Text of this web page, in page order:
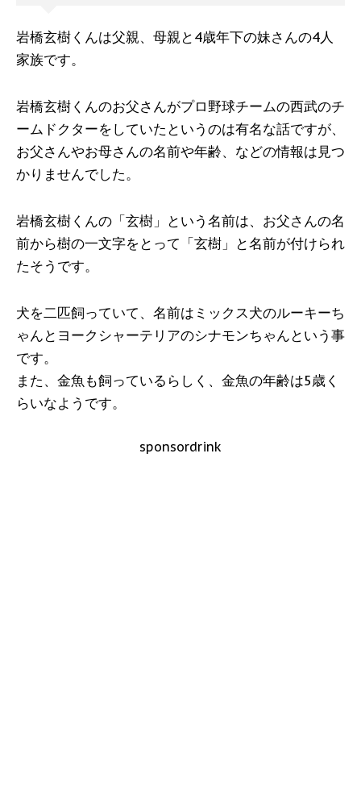
岩橋玄樹くんは父親、母親と4歳年下の妹さんの4人
家族です。
岩橋玄樹くんのお父さんがプロ野球チームの西武のチ
ームドクターをしていたというのは有名な話ですが、
お父さんやお母さんの名前や年齢、などの情報は見つ
かりませんでした。
岩橋玄樹くんの「玄樹」という名前は、お父さんの名
前から樹の一文字をとって「玄樹」と名前が付けられ
たそうです。
犬を二匹飼っていて、名前はミックス犬のルーキーち
ゃんとヨークシャーテリアのシナモンちゃんという事
です。
また、金魚も飼っているらしく、金魚の年齢は5歳く
らいなようです。
sponsordrink